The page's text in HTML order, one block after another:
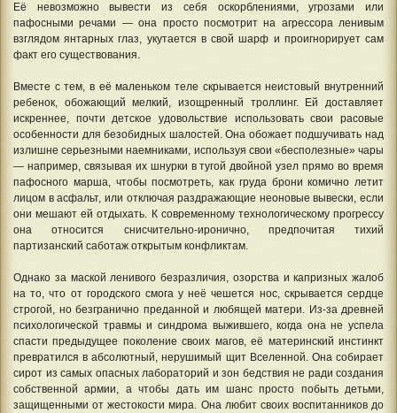
Её невозможно вывести из себя оскорблениями, угрозами или
пафосными речами — она просто посмотрит на агрессора ленивым
взглядом янтарных глаз, укутается в свой шарф и проигнорирует сам
факт его существования.
Вместе с тем, в её маленьком теле скрывается неистовый внутренний
ребенок, обожающий мелкий, изощренный троллинг. Ей доставляет
искреннее, почти детское удовольствие использовать свои расовые
особенности для безобидных шалостей. Она обожает подшучивать над
излишне серьезными наемниками, используя свои «бесполезные» чары
— например, связывая их шнурки в тугой двойной узел прямо во время
пафосного марша, чтобы посмотреть, как груда брони комично летит
лицом в асфальт, или отключая раздражающие неоновые вывески, если
они мешают ей отдыхать. К современному технологическому прогрессу
она относится снисчительно-иронично, предпочитая тихий
партизанский саботаж открытым конфликтам.
Однако за маской ленивого безразличия, озорства и капризных жалоб
на то, что от городского смога у неё чешется нос, скрывается сердце
строгой, но безгранично преданной и любящей матери. Из-за древней
психологической травмы и синдрома выжившего, когда она не успела
спасти предыдущее поколение своих магов, её материнский инстинкт
превратился в абсолютный, нерушимый щит Вселенной. Она собирает
сирот из самых опасных лабораторий и зон бедствия не ради создания
собственной армии, а чтобы дать им шанс просто побыть детьми,
защищенными от жестокости мира. Она любит своих воспитанников до